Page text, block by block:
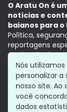
O Aratu On é
notícias e
baianos para o
Política,
reportagens
Aqui, tudo vira
com a
Grupo Aratu
Nós
personalizar a
nosso site.
você
dados